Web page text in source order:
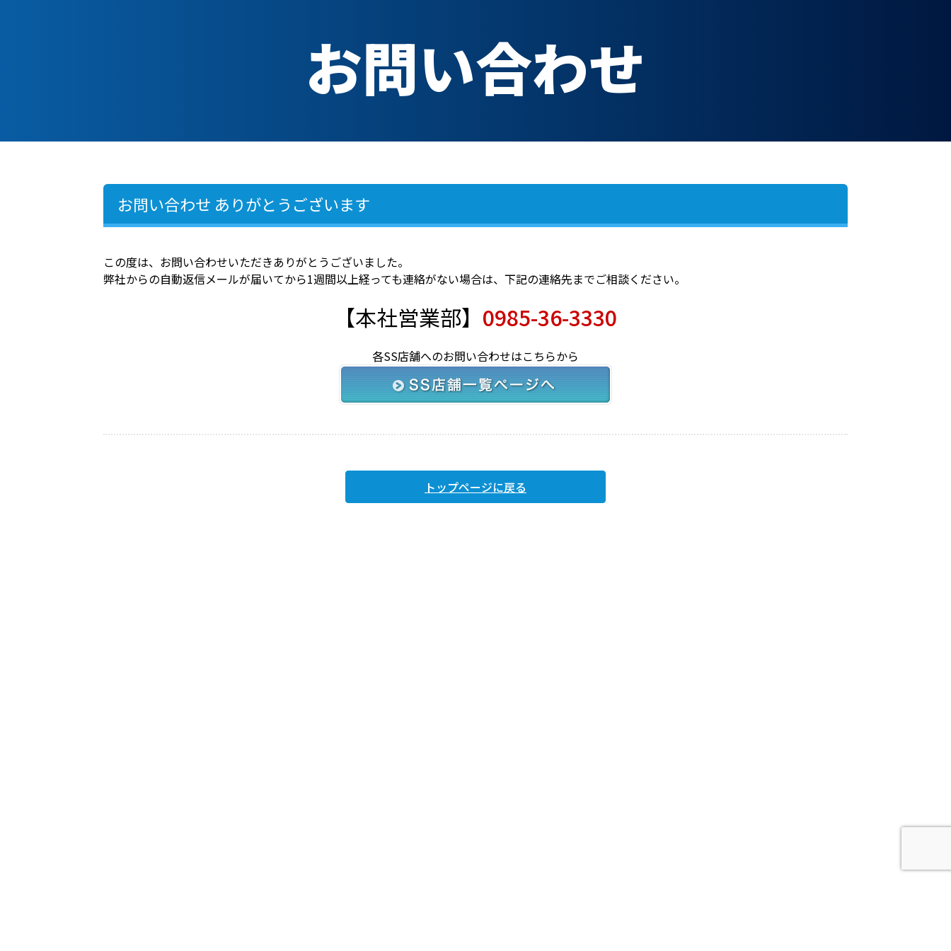
お問い合わせ
お問い合わせ ありがとうございます
この度は、お問い合わせいただきありがとうございました。
弊社からの自動返信メールが届いてから1週間以上経っても連絡がない場合は、下記の連絡先までご相談ください。
【本社営業部】 0985-36-3330
各SS店舗へのお問い合わせはこちらから
トップページに戻る